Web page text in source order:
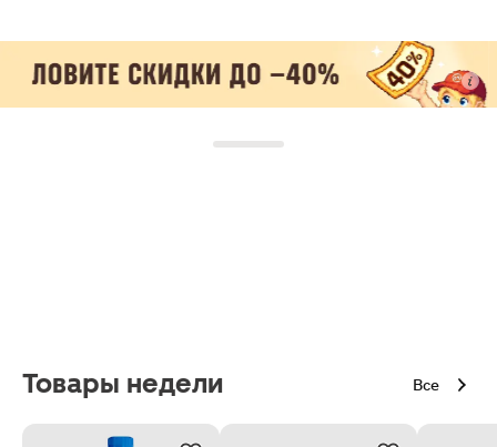
Товары недели Все